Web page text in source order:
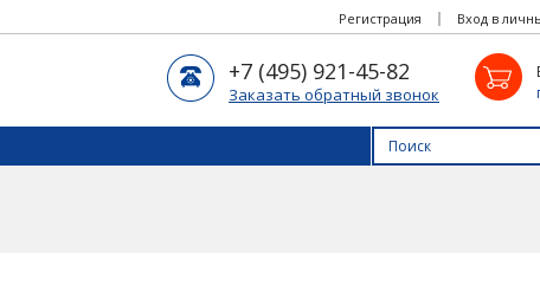
Вход в
Регистрация
+7 (495) 921-45-82
Заказать обратный звонок